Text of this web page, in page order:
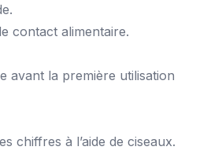
contact alimentaire.
avant la première utilisation
chiffres à l’aide de ciseaux.